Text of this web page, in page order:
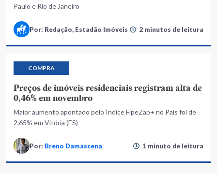
Paulo e Rio de Janeiro
Por: Redação, Estadão Imóveis 2 minutos de leitura
COMPRA
Preços de imóveis residenciais registram alta de
0,46% em novembro
Maior aumento apontado pelo Índice FipeZap+ no País foi de
2,65% em Vitória (ES)
Por: Breno Damascena 1 minuto de leitura